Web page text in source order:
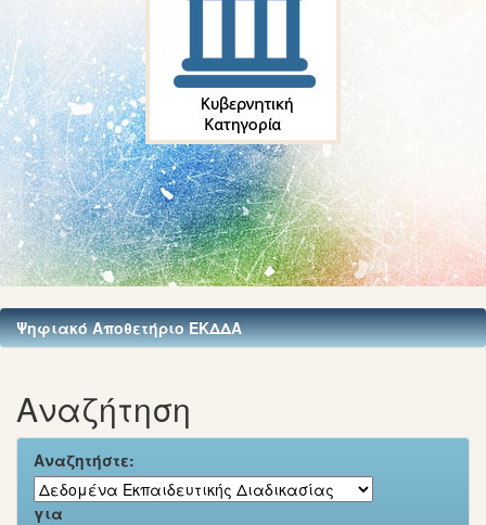
Ψηφιακό Αποθετήριο ΕΚΔΔΑ
Αναζήτηση
Αναζητήστε:
για